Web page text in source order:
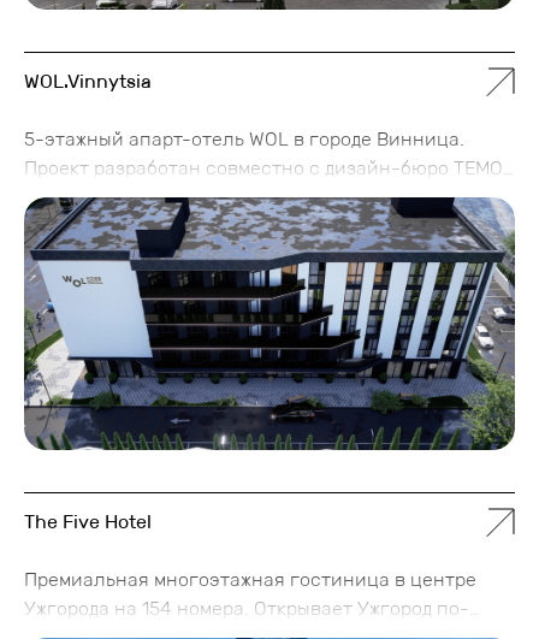
WOL.Vinnytsia
5-этажный апарт-отель WOL в городе Винница.
Проект разработан совместно с дизайн-бюро TEMO.
На 5 этажах отеля размещены 78 апартаментов
разных категорий и метража.
The Five Hotel
Премиальная многоэтажная гостиница в центре
Ужгорода на 154 номера. Открывает Ужгород по-